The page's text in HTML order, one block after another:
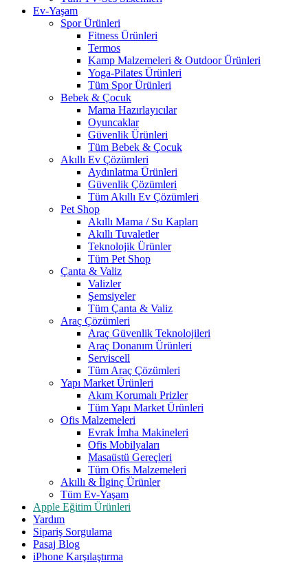
Ev-Yaşam
Spor Ürünleri
Fitness Ürünleri
Termos
Kamp Malzemeleri & Outdoor Ürünleri
Yoga-Pilates Ürünleri
Tüm Spor Ürünleri
Bebek & Çocuk
Mama Hazırlayıcılar
Oyuncaklar
Güvenlik Ürünleri
Tüm Bebek & Çocuk
Akıllı Ev Çözümleri
Aydınlatma Ürünleri
Güvenlik Çözümleri
Tüm Akıllı Ev Çözümleri
Pet Shop
Akıllı Mama / Su Kapları
Akıllı Tuvaletler
Teknolojik Ürünler
Tüm Pet Shop
Çanta & Valiz
Valizler
Şemsiyeler
Tüm Çanta & Valiz
Araç Çözümleri
Araç Güvenlik Teknolojileri
Araç Donanım Ürünleri
Serviscell
Tüm Araç Çözümleri
Yapı Market Ürünleri
Akım Korumalı Prizler
Tüm Yapı Market Ürünleri
Ofis Malzemeleri
Evrak İmha Makineleri
Ofis Mobilyaları
Masaüstü Gereçleri
Tüm Ofis Malzemeleri
Akıllı & İlginç Ürünler
Tüm Ev-Yaşam
Apple Eğitim Ürünleri
Yardım
Sipariş Sorgulama
Pasaj Blog
iPhone Karşılaştırma